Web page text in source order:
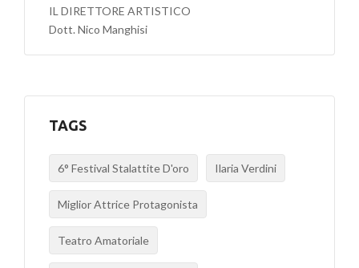
IL DIRETTORE ARTISTICO
Dott. Nico Manghisi
TAGS
6° Festival Stalattite D'oro Ilaria Verdini
Miglior Attrice Protagonista
Teatro Amatoriale